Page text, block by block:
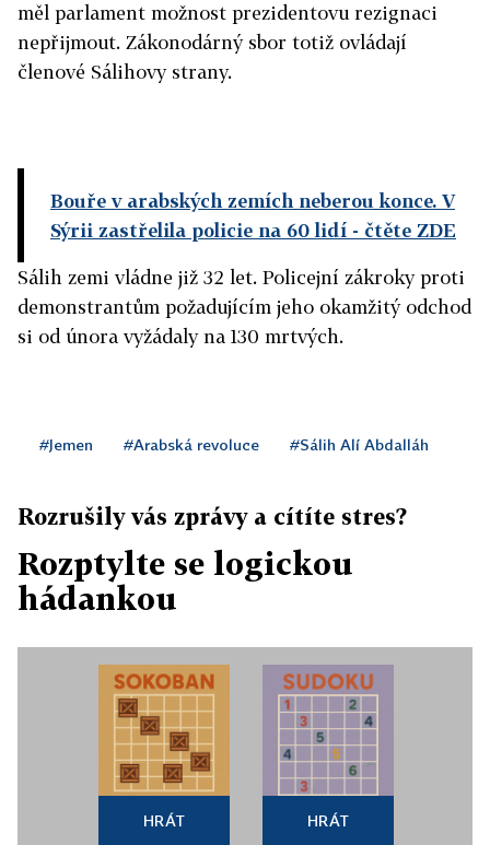
měl parlament možnost prezidentovu rezignaci
nepřijmout. Zákonodárný sbor totiž ovládají
členové Sálihovy strany.
Bouře v arabských zemích neberou konce. V
Sýrii zastřelila policie na 60 lidí - čtěte ZDE
Sálih zemi vládne již 32 let. Policejní zákroky proti
demonstrantům požadujícím jeho okamžitý odchod
si od února vyžádaly na 130 mrtvých.
#Jemen #Arabská revoluce #Sálih Alí Abdalláh
Rozrušily vás zprávy a cítíte stres?
Rozptylte se logickou
hádankou
HRÁT HRÁT